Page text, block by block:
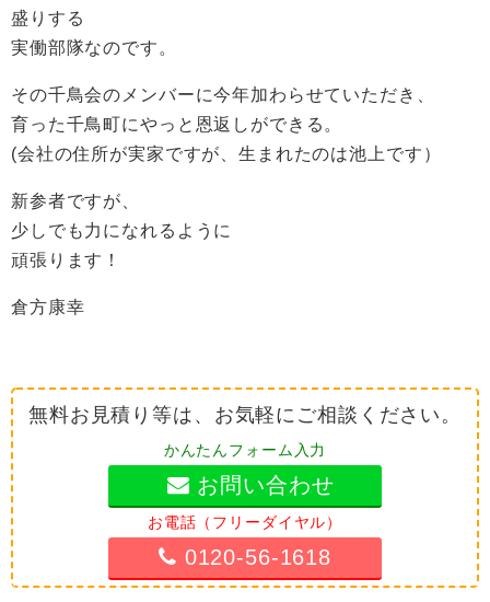
盛りする
実働部隊なのです。
その千鳥会のメンバーに今年加わらせていただき、
育った千鳥町にやっと恩返しができる。
(会社の住所が実家ですが、生まれたのは池上です）
新参者ですが、
少しでも力になれるように
頑張ります！
倉方康幸
無料お見積り等は、お気軽にご相談ください。
かんたんフォーム入力
お問い合わせ
お電話（フリーダイヤル）
0120-56-1618